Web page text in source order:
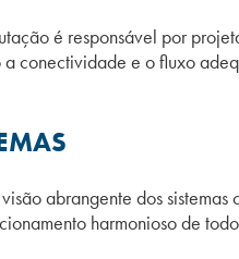
é responsável por
conectividade e o fluxo
abrangente dos
harmonioso de